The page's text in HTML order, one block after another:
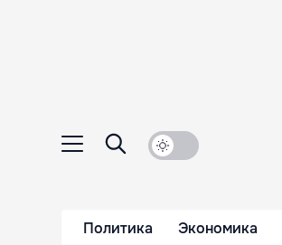
Политика Экономика